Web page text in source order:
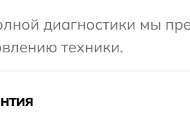
диагностики мы
техники.